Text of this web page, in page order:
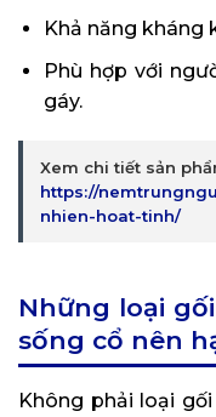
Khả năng kháng
Phù hợp với
gáy.
Xem chi tiết sản
https://
nhien-hoat-tinh/
Những loại
sống cổ nên
Không phải loại